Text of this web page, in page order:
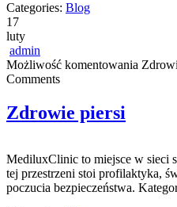
Categories: Blog
17
luty
admin
Możliwość komentowania
Comments
Zdrowie piersi
MediluxClinic to miejsce w sieci
tej przestrzeni stoi profilaktyka,
poczucia bezpieczeństwa.